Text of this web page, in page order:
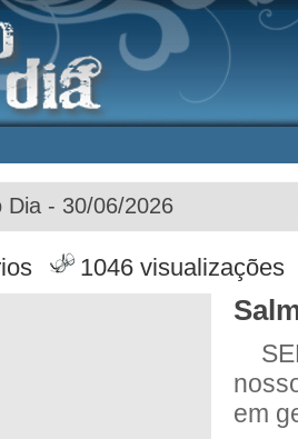
Dia - 30/06/2026
1046 visualizações
em